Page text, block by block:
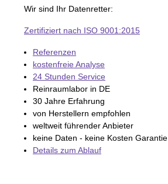
Wir sind Ihr Datenretter:
Zertifiziert nach ISO 9001:2015
Referenzen
kostenfreie Analyse
24 Stunden Service
Reinraumlabor in DE
30 Jahre Erfahrung
von Herstellern empfohlen
weltweit führender Anbieter
keine Daten - keine Kosten Garantie
Details zum Ablauf